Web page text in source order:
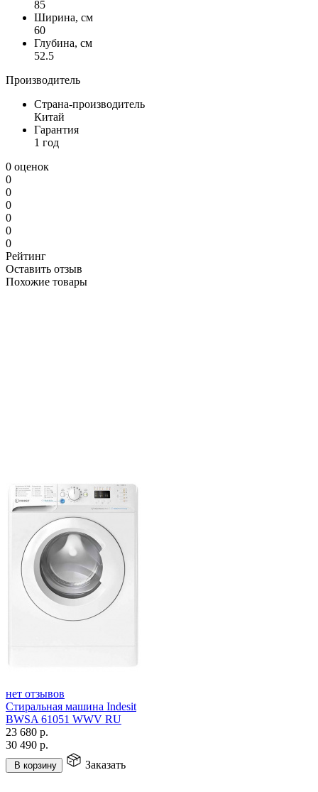
85
Ширина, см
60
Глубина, см
52.5
Производитель
Страна-производитель
Китай
Гарантия
1 год
0 оценок
0
0
0
0
0
0
Рейтинг
Оставить отзыв
Похожие товары
нет отзывов
Стиральная машина Indesit
BWSA 61051 WWV RU
23 680 р.
30 490 р.
В корзину Заказать